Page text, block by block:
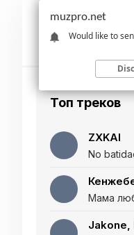
Топ треков
ZXKAI
No
Jakone,
muzpro.net
Would like to